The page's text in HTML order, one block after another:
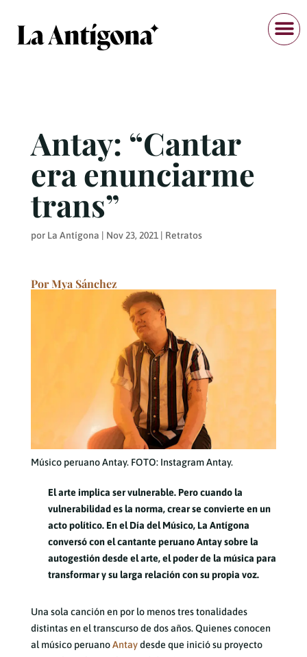
Antay: “Cantar
era enunciarme
trans”
por La Antígona | Nov 23, 2021| Retratos
Por Mya Sánchez
Músico peruano Antay. FOTO: Instagram Antay.
El arte implica ser vulnerable. Pero cuando la
vulnerabilidad es la norma, crear se convierte en un
acto político. En el Día del Músico, La Antígona
conversó con el cantante peruano Antay sobre la
autogestión desde el arte, el poder de la música para
transformar y su larga relación con su propia voz.
Una sola canción en por lo menos tres tonalidades
distintas en el transcurso de dos años. Quienes conocen
al músico peruanoAntaydesde que inició su proyecto